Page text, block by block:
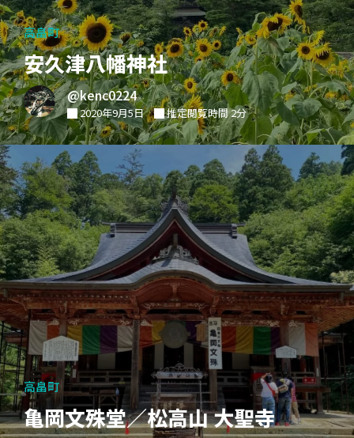
高畠町
安久津八幡神社
@kenc0224
2020年9月5日 推定閲覧時間 2分
高畠町
亀岡文殊堂／松高山 大聖寺